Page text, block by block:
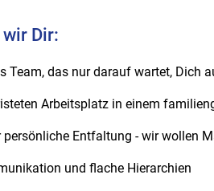
Dir:
Team, das nur darauf wartet, Dich
Arbeitsplatz in einem
Entfaltung - wir wollen
und flache Hierarchien